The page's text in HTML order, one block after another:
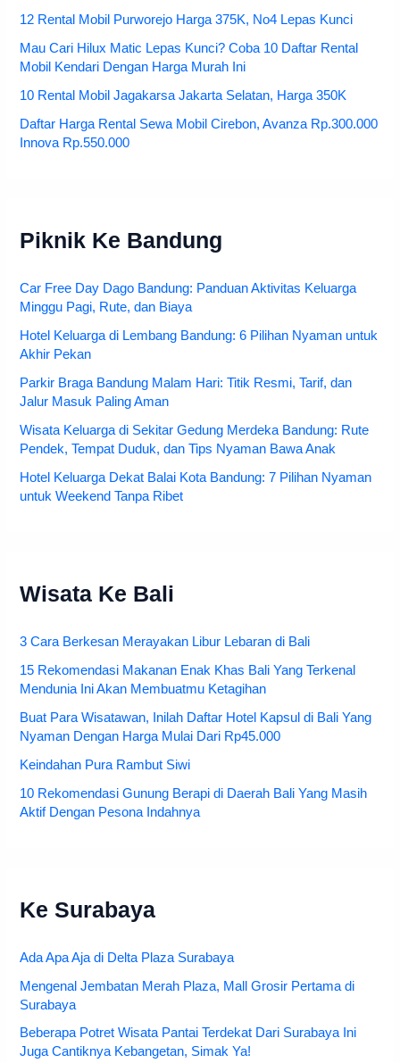
12 Rental Mobil Purworejo Harga 375K, No4 Lepas Kunci
Mau Cari Hilux Matic Lepas Kunci? Coba 10 Daftar Rental
Mobil Kendari Dengan Harga Murah Ini
10 Rental Mobil Jagakarsa Jakarta Selatan, Harga 350K
Daftar Harga Rental Sewa Mobil Cirebon, Avanza Rp.300.000
Innova Rp.550.000
Piknik Ke Bandung
Car Free Day Dago Bandung: Panduan Aktivitas Keluarga
Minggu Pagi, Rute, dan Biaya
Hotel Keluarga di Lembang Bandung: 6 Pilihan Nyaman untuk
Akhir Pekan
Parkir Braga Bandung Malam Hari: Titik Resmi, Tarif, dan
Jalur Masuk Paling Aman
Wisata Keluarga di Sekitar Gedung Merdeka Bandung: Rute
Pendek, Tempat Duduk, dan Tips Nyaman Bawa Anak
Hotel Keluarga Dekat Balai Kota Bandung: 7 Pilihan Nyaman
untuk Weekend Tanpa Ribet
Wisata Ke Bali
3 Cara Berkesan Merayakan Libur Lebaran di Bali
15 Rekomendasi Makanan Enak Khas Bali Yang Terkenal
Mendunia Ini Akan Membuatmu Ketagihan
Buat Para Wisatawan, Inilah Daftar Hotel Kapsul di Bali Yang
Nyaman Dengan Harga Mulai Dari Rp45.000
Keindahan Pura Rambut Siwi
10 Rekomendasi Gunung Berapi di Daerah Bali Yang Masih
Aktif Dengan Pesona Indahnya
Ke Surabaya
Ada Apa Aja di Delta Plaza Surabaya
Mengenal Jembatan Merah Plaza, Mall Grosir Pertama di
Surabaya
Beberapa Potret Wisata Pantai Terdekat Dari Surabaya Ini
Juga Cantiknya Kebangetan, Simak Ya!